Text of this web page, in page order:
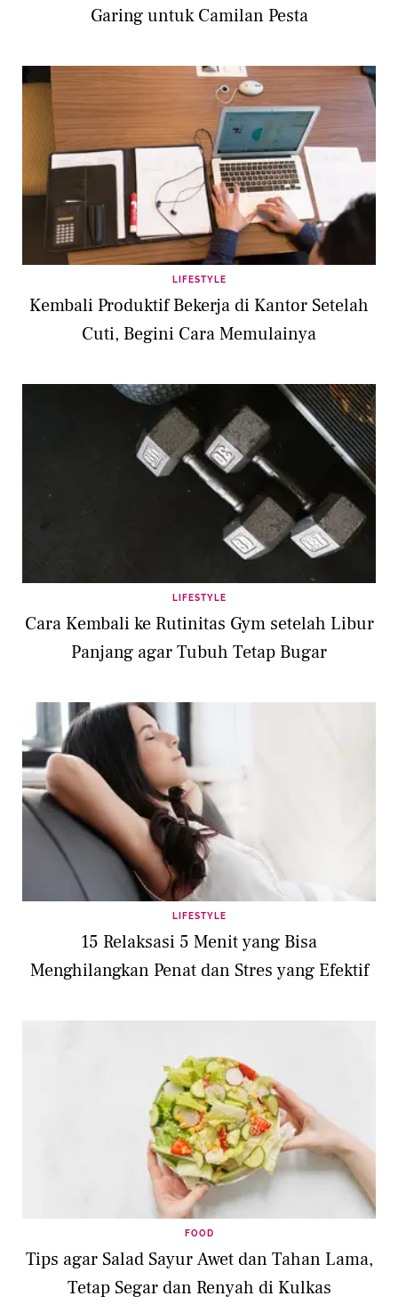
Garing untuk Camilan Pesta
LIFESTYLE
Kembali Produktif Bekerja di Kantor Setelah
Cuti, Begini Cara Memulainya
LIFESTYLE
Cara Kembali ke Rutinitas Gym setelah Libur
Panjang agar Tubuh Tetap Bugar
LIFESTYLE
15 Relaksasi 5 Menit yang Bisa
Menghilangkan Penat dan Stres yang Efektif
FOOD
Tips agar Salad Sayur Awet dan Tahan Lama,
Tetap Segar dan Renyah di Kulkas